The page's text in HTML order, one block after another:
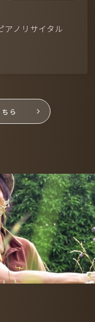
アノリサイタル
ら